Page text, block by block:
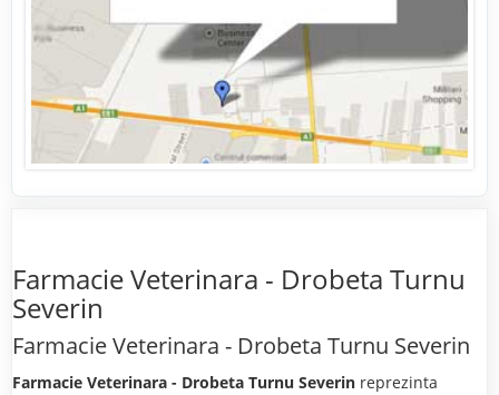
Farmacie Veterinara - Drobeta Turnu
Severin
Farmacie Veterinara - Drobeta Turnu Severin
Farmacie Veterinara - Drobeta Turnu Severin reprezinta